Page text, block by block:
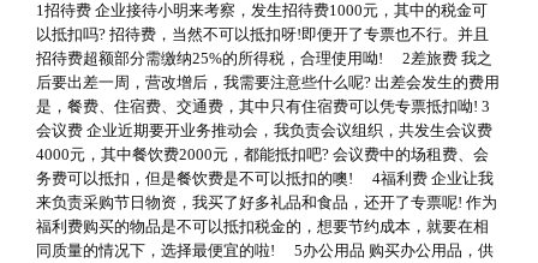
1招待费 企业接待小明来考察，发生招待费1000元，其中的税金可
以抵扣吗? 招待费，当然不可以抵扣呀!即便开了专票也不行。并且
招待费超额部分需缴纳25%的所得税，合理使用呦! 2差旅费 我之
后要出差一周，营改增后，我需要注意些什么呢? 出差会发生的费用
是，餐费、住宿费、交通费，其中只有住宿费可以凭专票抵扣呦! 3
会议费 企业近期要开业务推动会，我负责会议组织，共发生会议费
4000元，其中餐饮费2000元，都能抵扣吧? 会议费中的场租费、会
务费可以抵扣，但是餐饮费是不可以抵扣的噢! 4福利费 企业让我
来负责采购节日物资，我买了好多礼品和食品，还开了专票呢! 作为
福利费购买的物品是不可以抵扣税金的，想要节约成本，就要在相
同质量的情况下，选择最便宜的啦! 5办公用品 购买办公用品，供